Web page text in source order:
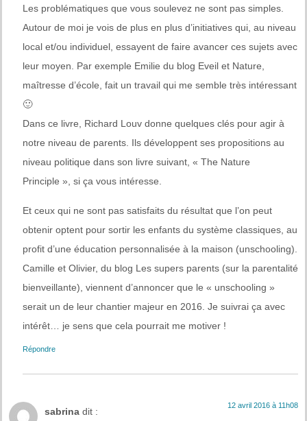
Les problématiques que vous soulevez ne sont pas simples.
Autour de moi je vois de plus en plus d’initiatives qui, au niveau
local et/ou individuel, essayent de faire avancer ces sujets avec
leur moyen. Par exemple Emilie du blog Eveil et Nature,
maîtresse d’école, fait un travail qui me semble très intéressant
🙂
Dans ce livre, Richard Louv donne quelques clés pour agir à
notre niveau de parents. Ils développent ses propositions au
niveau politique dans son livre suivant, « The Nature
Principle », si ça vous intéresse.
Et ceux qui ne sont pas satisfaits du résultat que l’on peut
obtenir optent pour sortir les enfants du système classiques, au
profit d’une éducation personnalisée à la maison (unschooling).
Camille et Olivier, du blog Les supers parents (sur la parentalité
bienveillante), viennent d’annoncer que le « unschooling »
serait un de leur chantier majeur en 2016. Je suivrai ça avec
intérêt… je sens que cela pourrait me motiver !
Répondre
sabrina dit :
12 avril 2016 à 11h08